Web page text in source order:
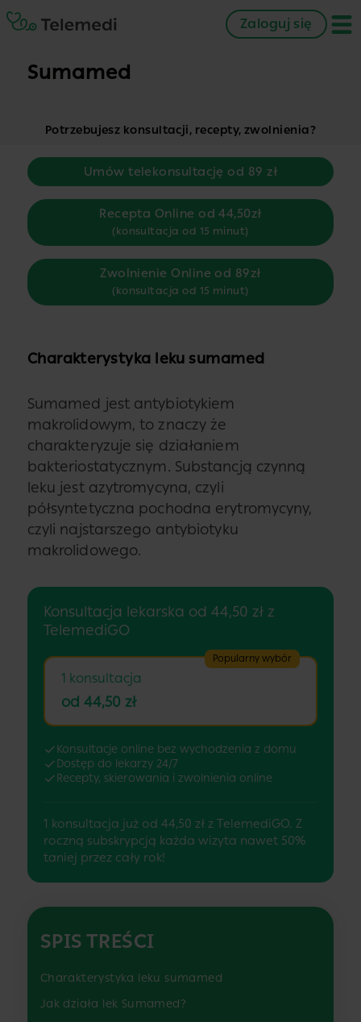
Zaloguj się
Sumamed
Potrzebujesz konsultacji, recepty, zwolnienia?
Umów telekonsultację od 89 zł
Recepta Online od 44,50zł
(konsultacja od 15 minut)
Zwolnienie Online od 89zł
(konsultacja od 15 minut)
Charakterystyka leku sumamed
Sumamed jest antybiotykiem
makrolidowym, to znaczy że
charakteryzuje się działaniem
bakteriostatycznym. Substancją czynną
leku jest azytromycyna, czyli
półsyntetyczna pochodna erytromycyny,
czyli najstarszego antybiotyku
makrolidowego.
Konsultacja lekarska od 44,50 zł z
TelemediGO
Popularny wybór
1 konsultacja
od 44,50 zł
Konsultacje online bez wychodzenia z domu
Dostęp do lekarzy 24/7
Recepty, skierowania i zwolnienia online
1 konsultacja już od 44,50 zł z TelemediGO. Z
roczną subskrypcją każda wizyta nawet 50%
taniej przez cały rok!
SPIS TREŚCI
Charakterystyka leku sumamed
Jak działa lek Sumamed?